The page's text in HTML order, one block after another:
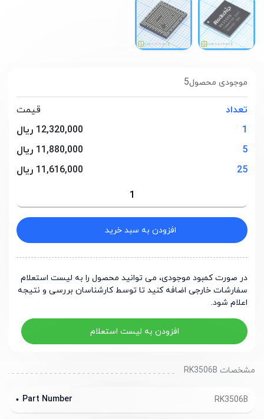
5موجودی محصول
تعداد
قیمت
1
12,320,000 ریال
5
11,880,000 ریال
25
11,616,000 ریال
افزودن به سبد خرید
در صورت کمبود موجودی، می توانید محصول را به لیست استعلام
سفارشات خارجی اضافه کنید تا توسط کارشناسان بررسی و نتیجه
اعلام شود.
افزودن به لیست استعلام
مشخصات RK3506B
RK3506B
Part Number